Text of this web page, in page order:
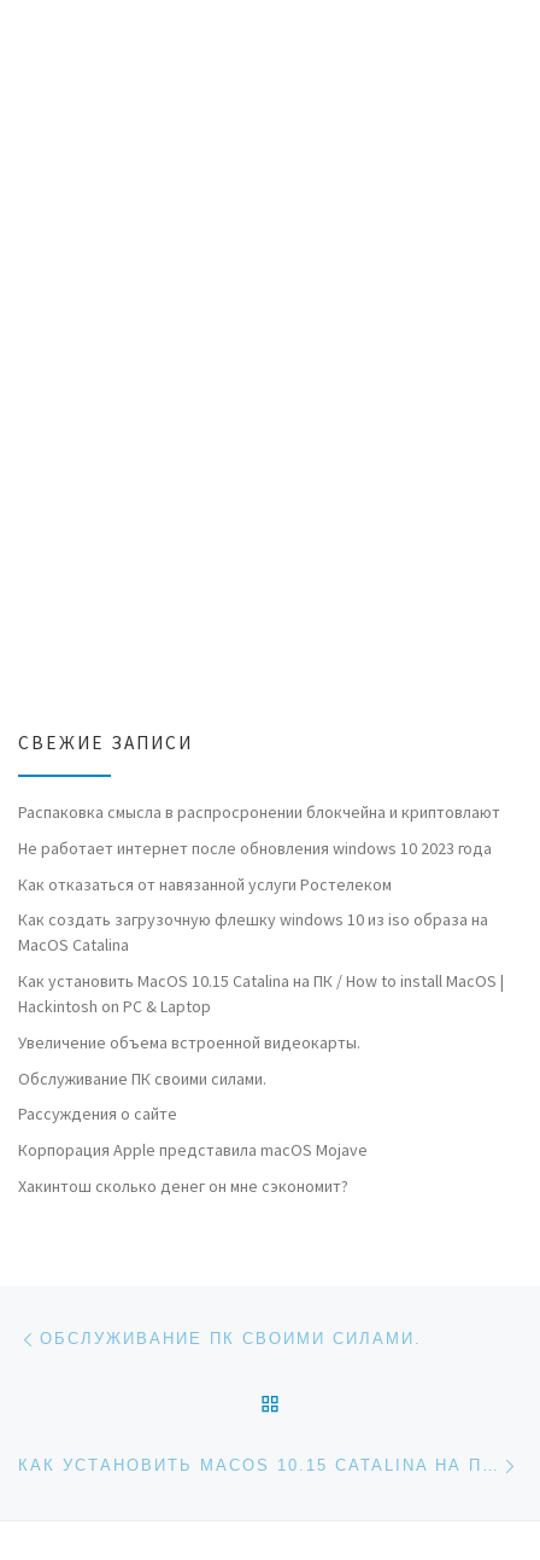
СВЕЖИЕ ЗАПИСИ
Распаковка смысла в распросронении блокчейна и криптовлают
Не работает интернет после обновления windows 10 2023 года
Как отказаться от навязанной услуги Ростелеком
Как создать загрузочную флешку windows 10 из iso образа на
MacOS Catalina
Как установить MacOS 10.15 Catalina на ПК / How to install MacOS |
Hackintosh on PC & Laptop
Увеличение объема встроенной видеокарты.
Обслуживание ПК своими силами.
Рассуждения о сайте
Корпорация Apple представила macOS Mojave
Хакинтош сколько денег он мне сэкономит?
ОБСЛУЖИВАНИЕ ПК СВОИМИ СИЛАМИ.
КАК УСТАНОВИТЬ MACOS 10.15 CATALINA НА ПК / HOW TO INSTALL MACOS | HACKINTOSH ON PC & LAPTOP